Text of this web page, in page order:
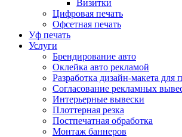
Визитки
Цифровая печать
Офсетная печать
Уф печать
Услуги
Брендирование авто
Оклейка авто рекламой
Разработка дизайн-макета для
Согласование рекламных
Интерьерные вывески
Плоттерная резка
Постпечатная обработка
Монтаж баннеров